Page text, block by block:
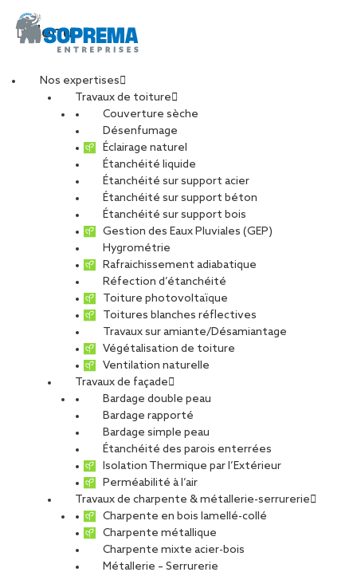
Menu
Nos expertises
Travaux de toiture
Couverture sèche
Désenfumage
Éclairage naturel
Étanchéité liquide
Étanchéité sur support acier
Étanchéité sur support béton
Étanchéité sur support bois
Gestion des Eaux Pluviales (GEP)
Hygrométrie
Rafraichissement adiabatique
Réfection d’étanchéité
Toiture photovoltaïque
Toitures blanches réflectives
Travaux sur amiante/Désamiantage
Végétalisation de toiture
Ventilation naturelle
Travaux de façade
Bardage double peau
Bardage rapporté
Bardage simple peau
Étanchéité des parois enterrées
Isolation Thermique par l’Extérieur
Perméabilité à l’air
Travaux de charpente & métallerie-serrurerie
Charpente en bois lamellé-collé
Charpente métallique
Charpente mixte acier-bois
Métallerie – Serrurerie